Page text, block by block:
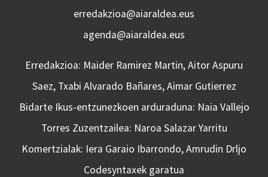
erredakzioa@aiaraldea.eus
agenda@aiaraldea.eus
Erredakzioa: Maider Ramirez Martin, Aitor Aspuru
Saez, Txabi Alvarado Bañares, Aimar Gutierrez
Bidarte Ikus-entzunezkoen arduraduna: Naia Vallejo
Torres Zuzentzailea: Naroa Salazar Yarritu
Komertzialak: Iera Garaio Ibarrondo, Amrudin Drljo
Codesyntaxek garatua